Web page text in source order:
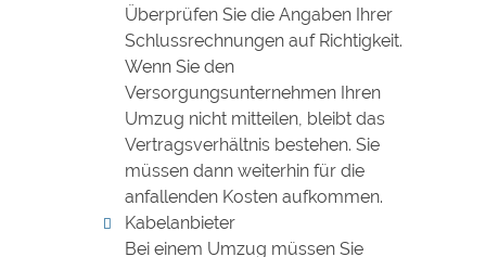
Überprüfen Sie die Angaben Ihrer
Schlussrechnungen auf Richtigkeit.
Wenn Sie den
Versorgungsunternehmen Ihren
Umzug nicht mitteilen, bleibt das
Vertragsverhältnis bestehen. Sie
müssen dann weiterhin für die
anfallenden Kosten aufkommen.
Kabelanbieter
Bei einem Umzug müssen Sie